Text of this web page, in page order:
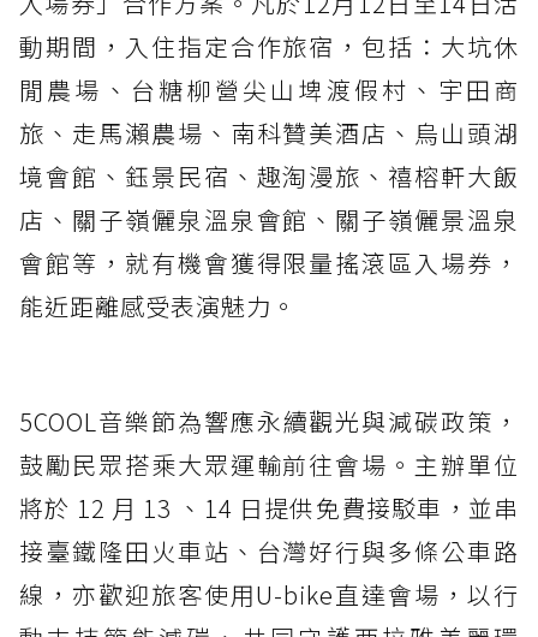
動期間，入住指定合作旅宿，包括：大坑休
閒農場、台糖柳營尖山埤渡假村、宇田商
旅、走馬瀨農場、南科贊美酒店、烏山頭湖
境會館、鈺景民宿、趣淘漫旅、禧榕軒大飯
店、關子嶺儷泉溫泉會館、關子嶺儷景溫泉
會館等，就有機會獲得限量搖滾區入場券，
能近距離感受表演魅力。
5COOL音樂節為響應永續觀光與減碳政策，
鼓勵民眾搭乘大眾運輸前往會場。主辦單位
將於 12 月 13 、14 日提供免費接駁車，並串
接臺鐵隆田火車站、台灣好行與多條公車路
線，亦歡迎旅客使用U-bike直達會場，以行